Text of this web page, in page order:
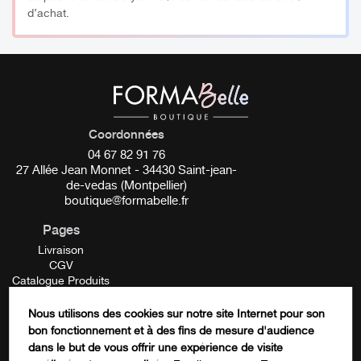
moins 2 minutes pour former une pâte crémeuse.
Appliquez sur les sourcils à l’aide d’un pinceau
applicateur. Veillez à couvrir tous les poils de manière
Temps d’application de 5 à 20 minutes selon
l’éclaircissement souhaité : 5 minutes = Éclaircit d’un
ton / 12 minutes = Éclaircit de deux tons / 20 minutes
= Éclaircit de trois tons.
Nettoyez délicatement la teinture à l’aide d’un coton
imbibé d’eau tiède pour révéler vos sourcils
parfaitement illuminés.
Admirez votre regard sublimé grâce aux teintures
Refectocil.
Plus d’information :
d’achat.
URL
Coordonnées
04 67 82 91 76
27 Allée Jean Monnet - 34430 Saint-jean-
de-vedas (Montpellier)
boutique@formabelle.fr
Pages
Livraison
CGV
Catalogue Produits
Contactez-nous
FORMATION
Nous utilisons des cookies sur notre site Internet pour son
bon fonctionnement et à des fins de mesure d'audience
dans le but de vous offrir une expérience de visite